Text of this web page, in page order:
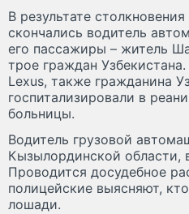
В результате
скончались водитель
его пассажиры – житель
трое граждан
Lexus, также гражданина
госпитализировали в
больницы.
Водитель грузовой
Кызылординской области,
Проводится досудебное
полицейские выясняют,
лошади.